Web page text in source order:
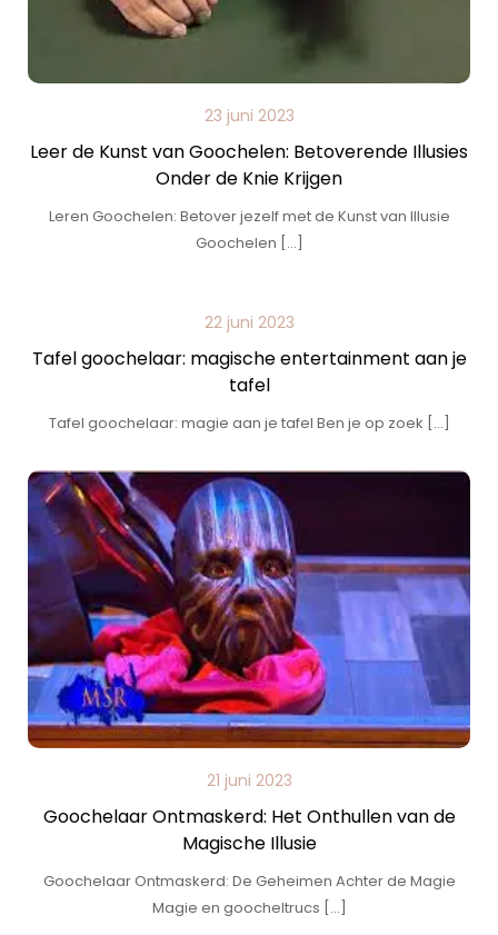
23 juni 2023
Leer de Kunst van Goochelen: Betoverende Illusies
Onder de Knie Krijgen
Leren Goochelen: Betover jezelf met de Kunst van Illusie
Goochelen […]
22 juni 2023
Tafel goochelaar: magische entertainment aan je
tafel
Tafel goochelaar: magie aan je tafel Ben je op zoek […]
21 juni 2023
Goochelaar Ontmaskerd: Het Onthullen van de
Magische Illusie
Goochelaar Ontmaskerd: De Geheimen Achter de Magie
Magie en goocheltrucs […]